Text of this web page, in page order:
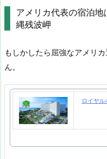
アメリカ代表の宿泊
縄残波岬
もしかしたら屈強なアメリ
ん。
ロイヤ